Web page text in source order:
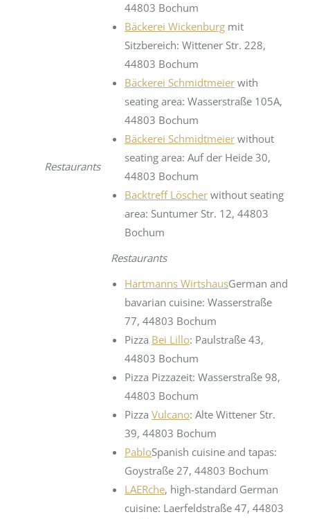
Restaurants
44803 Bochum
Bäckerei Wickenburg mit
Sitzbereich: Wittener Str. 228,
44803 Bochum
Bäckerei Schmidtmeier with
seating area: Wasserstraße 105A,
44803 Bochum
Bäckerei Schmidtmeier without
seating area: Auf der Heide 30,
44803 Bochum
Backtreff Löscher without seating
area: Suntumer Str. 12, 44803
Bochum
Restaurants
Hartmanns WirtshausGerman and
bavarian cuisine: Wasserstraße
77, 44803 Bochum
Pizza Bei Lillo: Paulstraße 43,
44803 Bochum
Pizza Pizzazeit: Wasserstraße 98,
44803 Bochum
Pizza Vulcano: Alte Wittener Str.
39, 44803 Bochum
PabloSpanish cuisine and tapas:
Goystraße 27, 44803 Bochum
LAERche, high-standard German
cuisine: Laerfeldstraße 47, 44803